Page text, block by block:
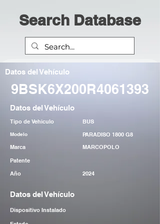
Search Database
Datos del Vehículo
9BSK6X200R4061393
Datos del Vehículo
Tipo de Vehiculo BUS
Modelo
PARADISO 1800 G8
Marca
MARCOPOLO
Patente
Año
2024
Datos del Vehículo
Dispositivo Instalado